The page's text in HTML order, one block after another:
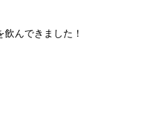
んできました！